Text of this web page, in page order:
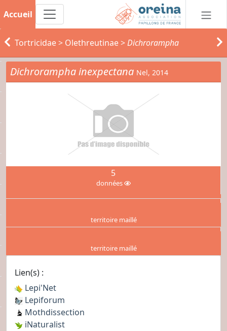
Accueil
Tortricidae> Olethreutinae>Dichrorampha
Dichrorampha inexpectana Nel, 2014
5
données
territoire maillé
territoire maillé
Lien(s) :
Lepi'Net
Lepiforum
Mothdissection
iNaturalist